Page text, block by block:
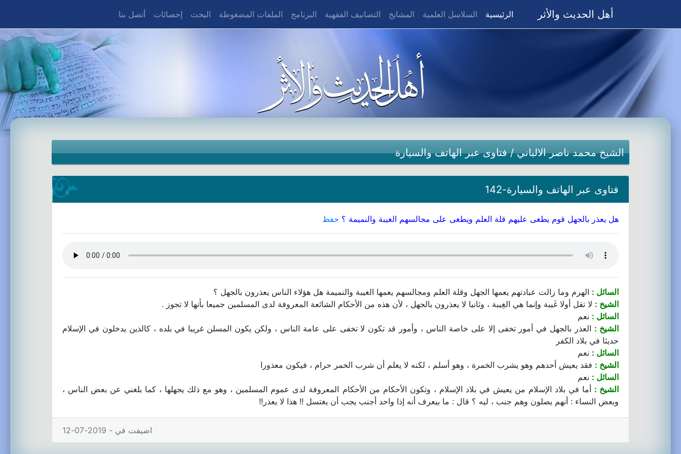
أهل الحديث والأثر الرئيسية السلاسل العلمية المشايخ التصانيف الفقهية البرنامج الملفات المضغوطة البحث إحصائات أتصل بنا
الشيخ محمد ناصر الالباني/فتاوى عبر الهاتف والسيارة
فتاوى عبر الهاتف والسيارة-142
هل يعذر بالجهل قوم يطغى عليهم قلة العلم ويطغى على مجالسهم الغيبة والنميمة ؟ حفظ
السائل : الهرم وما زالت عبادتهم يعمها الجهل وقلة العلم ومجالسهم يعمها الغيبة والنميمة هل هؤلاء الناس يعذرون بالجهل ؟
الشيخ : لا تقل أولا غَيبة وإنما هي الغِيبة ، وثانيا لا يعذرون بالجهل ، لأن هذه من الأحكام الشائعة المعروفة لدى المسلمين جميعا بأنها لا تجوز .
السائل : نعم
الشيخ : العذر بالجهل في أمور تخفى إلا على خاصة الناس ، وأمور قد تكون لا تخفى على عامة الناس ، ولكن يكون المسلن غريبا في بلده ، كالذين يدخلون في الإسلام
حديثا في بلاد الكفر
السائل : نعم
الشيخ : فقد يعيش أحدهم وهو يشرب الخمرة ، وهو أسلم ، لكنه لا يعلم أن شرب الخمر حرام ، فيكون معذورا
السائل : نعم
الشيخ : أما في بلاد الإسلام من يعيش في بلاد الإسلام ، وتكون الأحكام من الأحكام المعروفة لدى عموم المسلمين ، وهو مع ذلك يجهلها ، كما بلغني عن بعض الناس ،
وبعض النساء : أنهم يصلون وهم جنب ، ليه ؟ قال : ما بيعرف أنه إذا واحد أجنب يجب أن يغتسل !! هذا لا يعذر!!
اضيفت في - 2019-07-12